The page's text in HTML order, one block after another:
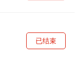
已结束